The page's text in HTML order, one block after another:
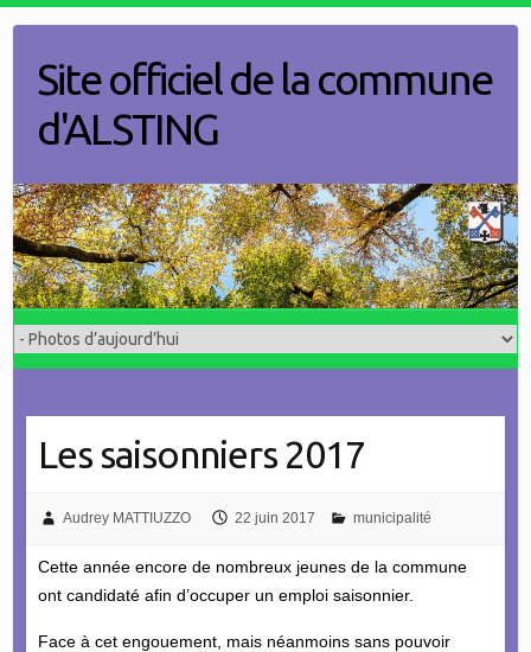
contentSite officiel de la commune
d'ALSTING
Les saisonniers 2017
Audrey MATTIUZZO 22 juin 2017 municipalité
Cette année encore de nombreux jeunes de la commune
ont candidaté afin d’occuper un emploi saisonnier.
Face à cet engouement, mais néanmoins sans pouvoir